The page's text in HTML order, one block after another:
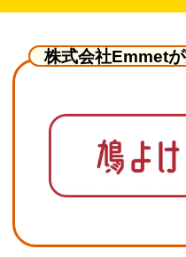
株式会社Emmet